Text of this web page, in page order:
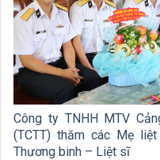
Công ty TNHH MTV
(TCTT) thăm các Mẹ
Thương binh – Liệt sĩ